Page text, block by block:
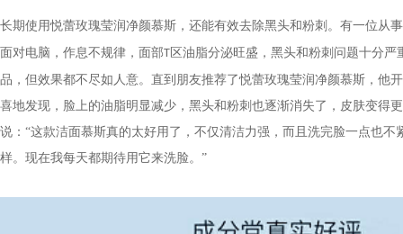
长期使用悦蕾玫瑰莹润净颜慕斯，还能有效去除黑头和粉刺。有一位从事
面对电脑，作息不规律，面部T 区油脂分泌旺盛，黑头和粉刺问题十分严
品，但效果都不尽如人意。直到朋友推荐了悦蕾玫瑰莹润净颜慕斯，他
喜地发现，脸上的油脂明显减少，黑头和粉刺也逐渐消失了，皮肤变得
说：“这款洁面慕斯真的太好用了，不仅清洁力强，而且洗完脸一点也不
样。现在我每天都期待用它来洗脸。”